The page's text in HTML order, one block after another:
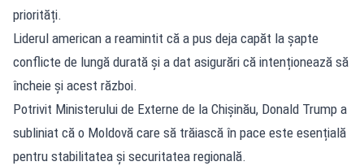
priorități.
Liderul american a reamintit că a pus deja capăt la șapte
conflicte de lungă durată și a dat asigurări că intenționează să
încheie și acest război.
Potrivit Ministerului de Externe de la Chișinău, Donald Trump a
subliniat că o Moldovă care să trăiască în pace este esențială
pentru stabilitatea și securitatea regională.